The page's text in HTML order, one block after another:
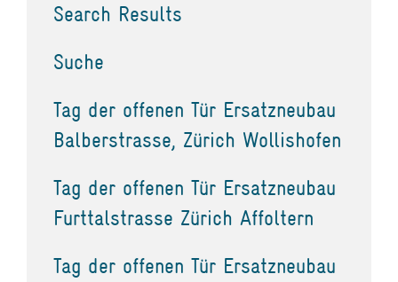
Search Results
Suche
Tag der offenen Tür Ersatzneubau
Balberstrasse, Zürich Wollishofen
Tag der offenen Tür Ersatzneubau
Furttalstrasse Zürich Affoltern
Tag der offenen Tür Ersatzneubau